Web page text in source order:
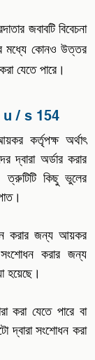
জবাবটি বিবেচনা
মধ্যে কোনও উত্তর
যেতে পারে।
u / s 154
কর্তৃপক্ষ অর্থাৎ
দ্বারা অর্ডার করার
ত্রুটিটি কিছু ভুলের
করার জন্য আয়কর
করার জন্য
হয়েছে।
করা যেতে পারে বা
দ্বারা সংশোধন করা